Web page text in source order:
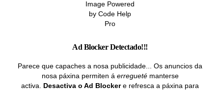
electrónico
Ad Blocker Detectado!!!
Parece que capaches a nosa publicidade... Os anuncios da
nosa páxina permiten á erreguetémanterse
activa. Desactiva o Ad Blockere refresca a páxina para